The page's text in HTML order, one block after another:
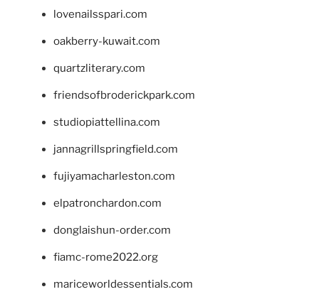
lovenailsspari.com
oakberry-kuwait.com
quartzliterary.com
friendsofbroderickpark.com
studiopiattellina.com
jannagrillspringfield.com
fujiyamacharleston.com
elpatronchardon.com
donglaishun-order.com
fiamc-rome2022.org
mariceworldessentials.com